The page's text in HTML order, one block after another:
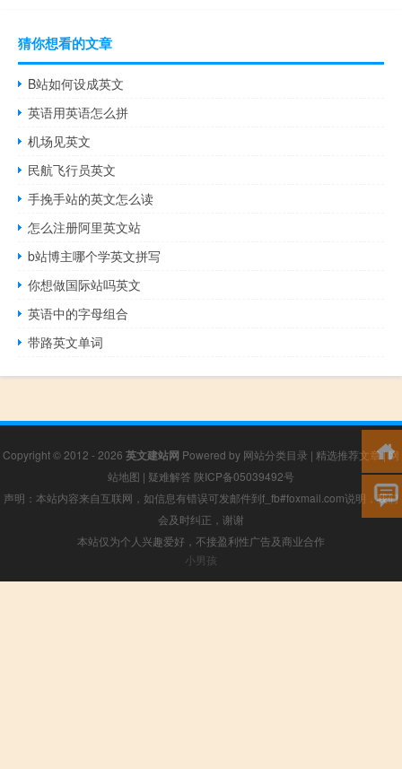
猜你想看的文章
B站如何设成英文
英语用英语怎么拼
机场见英文
民航飞行员英文
手挽手站的英文怎么读
怎么注册阿里英文站
b站博主哪个学英文拼写
你想做国际站吗英文
英语中的字母组合
带路英文单词
Copyright © 2012 - 2026 英文建站网 Powered by 网站分类目录 | 精选推荐文章 |网
站地图 | 疑难解答 陕ICP备05039492号
声明：本站内容来自互联网，如信息有错误可发邮件到f_fb#foxmail.com说明，我们
会及时纠正，谢谢
本站仅为个人兴趣爱好，不接盈利性广告及商业合作
小男孩